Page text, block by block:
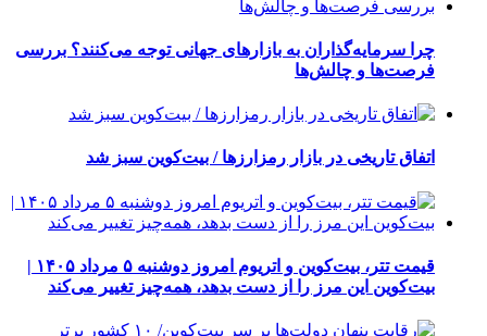
چرا سرمایه‌گذاران به بازارهای جهانی توجه می‌کنند؟ بررسی
فرصت‌ها و چالش‌ها
اتفاق تاریخی در بازار رمزارزها / بیت‌کوین سبز شد
قیمت تتر، بیت‌کوین و اتریوم امروز دوشنبه ۵ مرداد ۱۴۰۵ |
بیت‌کوین این مرز را از دست بدهد، همه‌چیز تغییر می‌کند